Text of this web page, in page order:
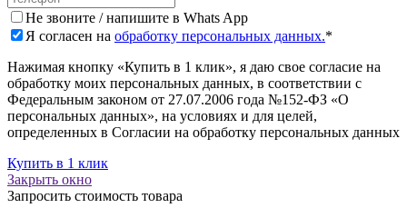
Не звоните / напишите в Whats App
Я согласен на обработку персональных данных.*
Нажимая кнопку «Купить в 1 клик», я даю свое согласие на
обработку моих персональных данных, в соответствии с
Федеральным законом от 27.07.2006 года №152-ФЗ «О
персональных данных», на условиях и для целей,
определенных в Согласии на обработку персональных данных
Купить в 1 клик
Закрыть окно
Запросить стоимость товара